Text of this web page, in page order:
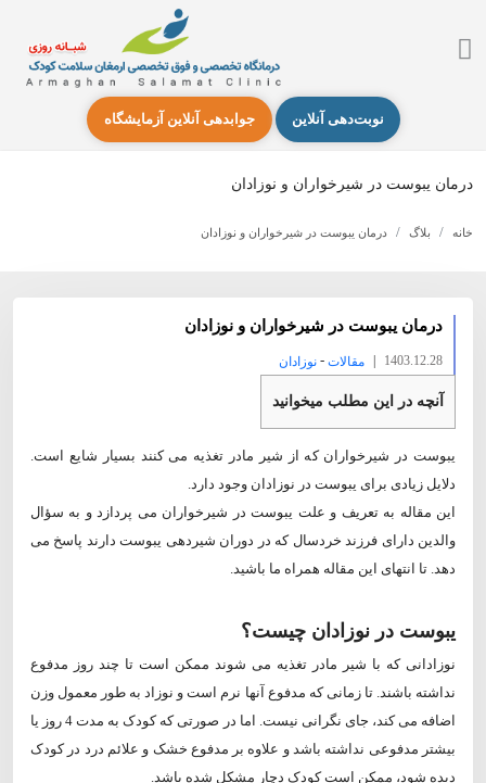
نوبت‌دهی آنلاین جوابدهی آنلاین آزمایشگاه
درمان یبوست در شیرخواران و نوزادان
خانه بلاگ درمان یبوست در شیرخواران و نوزادان
درمان یبوست در شیرخواران و نوزادان
1403.12.28
| مقالات - نوزادان
آنچه در این مطلب میخوانید
یبوست در شیرخواران که از شیر مادر تغذیه می کنند بسیار شایع است.
دلایل زیادی برای یبوست در نوزادان وجود دارد.
این مقاله به تعریف و علت یبوست در شیرخواران می پردازد و به سؤال
والدین دارای فرزند خردسال که در دوران شیردهی یبوست دارند پاسخ می
دهد. تا انتهای این مقاله همراه ما باشید.
یبوست در نوزادان چیست؟
نوزادانی که با شیر مادر تغذیه می شوند ممکن است تا چند روز مدفوع
نداشته باشند. تا زمانی که مدفوع آنها نرم است و نوزاد به طور معمول وزن
اضافه می کند، جای نگرانی نیست. اما در صورتی که کودک به مدت 4 روز یا
بیشتر مدفوعی نداشته باشد و علاوه بر مدفوع خشک و علائم درد در کودک
دیده شود، ممکن است کودک دچار مشکل شده باشد.